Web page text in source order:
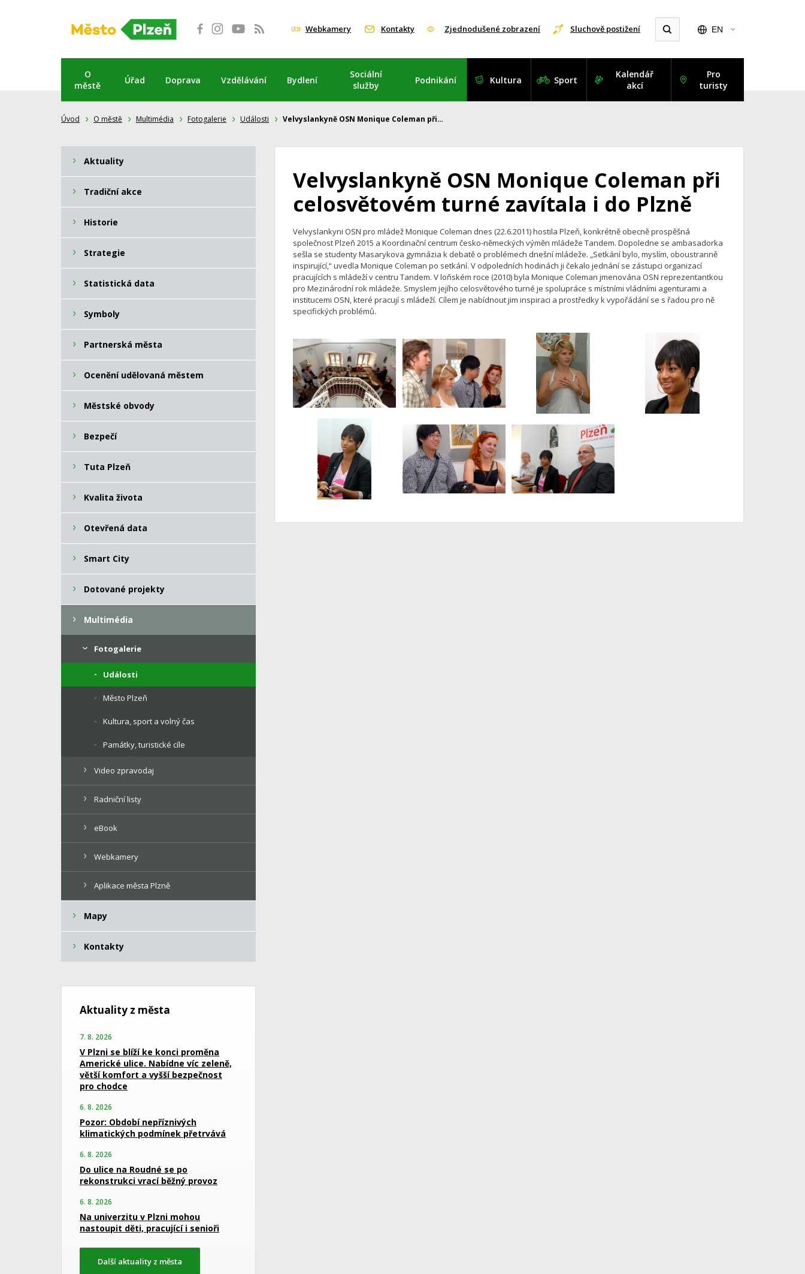
Webkamery Kontakty Zjednodušené zobrazení Sluchově postižení EN
O
městě
Úřad Doprava Vzdělávání Bydlení
Sociální
služby
Podnikání Kultura Sport
Kalendář
akcí
Pro
turisty
Úvod O městě Multimédia Fotogalerie Události Velvyslankyně OSN Monique Coleman při…
Velvyslankyně OSN Monique Coleman při
celosvětovém turné zavítala i do Plzně
Velvyslankyni OSN pro mládež Monique Coleman dnes (22.6.2011) hostila Plzeň, konkrétně obecně prospěšná
společnost Plzeň 2015 a Koordinační centrum česko-německých výměn mládeže Tandem. Dopoledne se ambasadorka
sešla se studenty Masarykova gymnázia k debatě o problémech dnešní mládeže. „Setkání bylo, myslím, oboustranně
inspirující,“ uvedla Monique Coleman po setkání. V odpoledních hodinách ji čekalo jednání se zástupci organizací
pracujících s mládeží v centru Tandem. V loňském roce (2010) byla Monique Coleman jmenována OSN reprezentantkou
pro Mezinárodní rok mládeže. Smyslem jejího celosvětového turné je spolupráce s místními vládními agenturami a
institucemi OSN, které pracují s mládeží. Cílem je nabídnout jim inspiraci a prostředky k vypořádání se s řadou pro ně
specifických problémů.
Aktuality
Tradiční akce
Historie
Strategie
Statistická data
Symboly
Partnerská města
Ocenění udělovaná městem
Městské obvody
Bezpečí
Tuta Plzeň
Kvalita života
Otevřená data
Smart City
Dotované projekty
Multimédia
Fotogalerie
Události
Město Plzeň
Kultura, sport a volný čas
Památky, turistické cíle
Video zpravodaj
Radniční listy
eBook
Webkamery
Aplikace města Plzně
Mapy
Kontakty
Aktuality z města
7. 8. 2026
V Plzni se blíží ke konci proměna
Americké ulice. Nabídne víc zeleně,
větší komfort a vyšší bezpečnost
pro chodce
6. 8. 2026
Pozor: Období nepříznivých
klimatických podmínek přetrvává
6. 8. 2026
Do ulice na Roudné se po
rekonstrukci vrací běžný provoz
6. 8. 2026
Na univerzitu v Plzni mohou
nastoupit děti, pracující i senioři
Další aktuality z města